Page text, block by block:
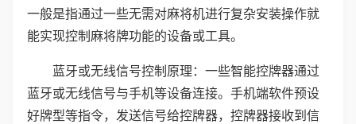
一般是指通过一些无需对麻将机进行复杂安装操作就
能实现控制麻将牌功能的设备或工具。
蓝牙或无线信号控制原理：一些智能控牌器通过
蓝牙或无线信号与手机等设备连接。手机端软件预设
好牌型等指令，发送信号给控牌器，控牌器接收到信